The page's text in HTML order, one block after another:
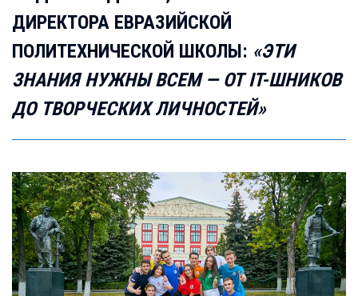
ДИРЕКТОРА ЕВРАЗИЙСКОЙ
ПОЛИТЕХНИЧЕСКОЙ ШКОЛЫ: «ЭТИ
ЗНАНИЯ НУЖНЫ ВСЕМ — ОТ IT-ШНИКОВ
ДО ТВОРЧЕСКИХ ЛИЧНОСТЕЙ»